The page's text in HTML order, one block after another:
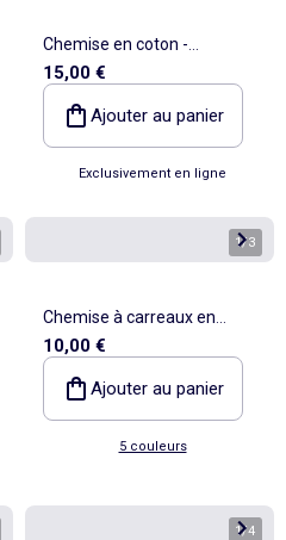
Chemise en coton -
collection facile à enfiler
15,00 €
Ajouter au panier
Exclusivement en ligne
1/3
Chemise à carreaux en
flanelle
10,00 €
Ajouter au panier
5 couleurs
1/4